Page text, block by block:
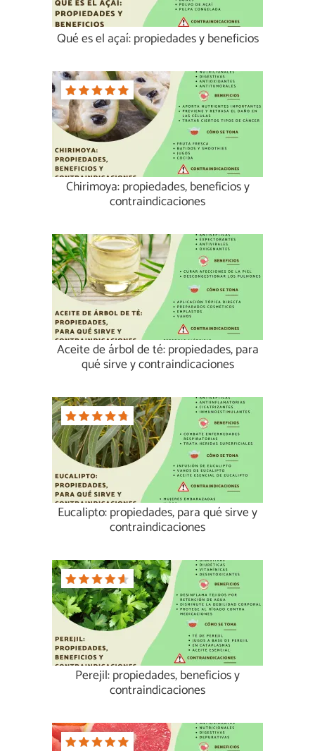
Qué es el açaí: propiedades y beneficios
Chirimoya: propiedades, beneficios y
contraindicaciones
Aceite de árbol de té: propiedades, para
qué sirve y contraindicaciones
Eucalipto: propiedades, para qué sirve y
contraindicaciones
Perejil: propiedades, beneficios y
contraindicaciones